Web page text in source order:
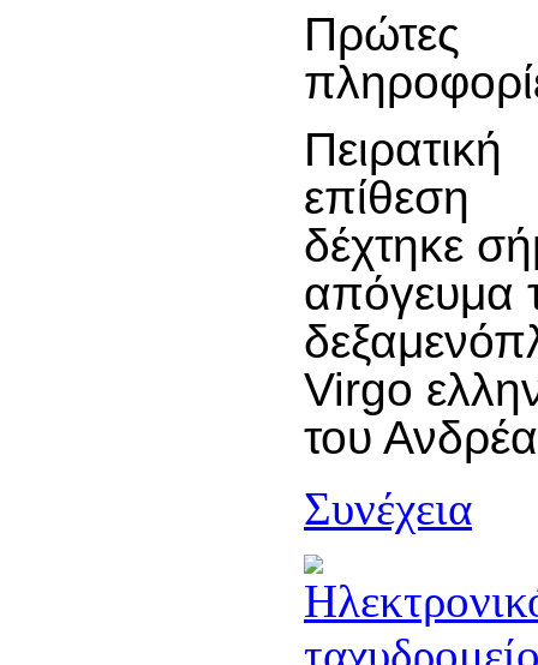
Πρώτες
Πειρατική
επίθεση
δέχτηκε
απόγευμα
Virgo
του
Συνέχεια